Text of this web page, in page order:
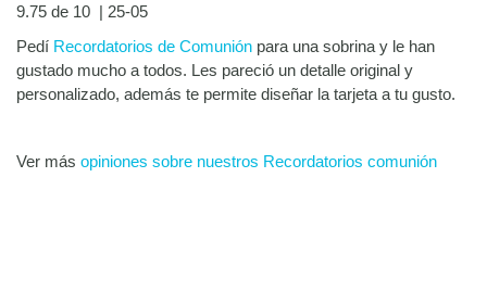
9.75 de 10 | 25-05
Pedí Recordatorios de Comunión para una sobrina y le han
gustado mucho a todos. Les pareció un detalle original y
personalizado, además te permite diseñar la tarjeta a tu gusto.
Ver más opiniones sobre nuestros Recordatorios comunión